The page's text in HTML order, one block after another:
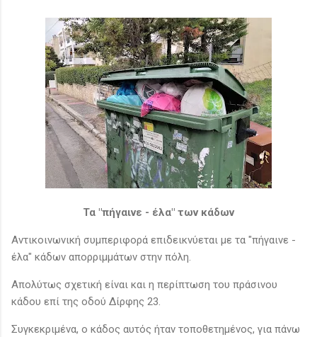
Τα "πήγαινε - έλα" των κάδων
Αντικοινωνική συμπεριφορά επιδεικνύεται με τα "πήγαινε -
έλα" κάδων απορριμμάτων στην πόλη.
Απολύτως σχετική είναι και η περίπτωση του πράσινου
κάδου επί της οδού Δίρφης 23.
Συγκεκριμένα, ο κάδος αυτός ήταν τοποθετημένος, για πάνω